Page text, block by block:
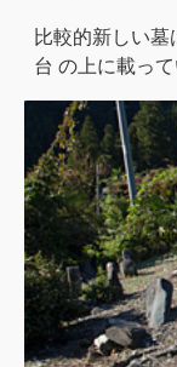
比較的新しい
台 の上に載っ